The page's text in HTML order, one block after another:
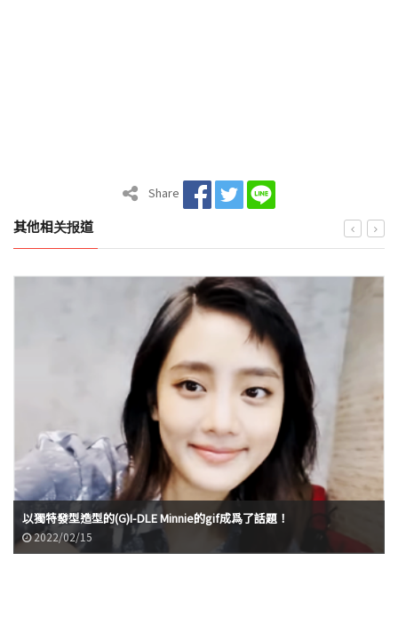
Share
其他相关报道
以獨特發型造型的(G)I-DLE Minnie的gif成爲了話題！
2022/02/15